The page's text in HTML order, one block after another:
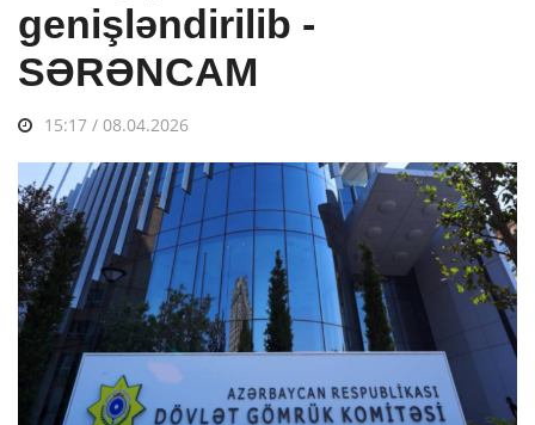
genişləndirilib -
SƏRƏNCAM
15:17 / 08.04.2026